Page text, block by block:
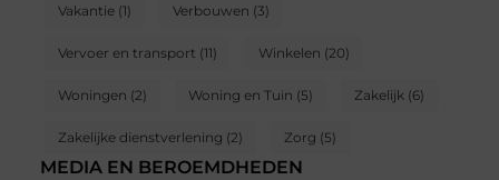
Vakantie(1) Verbouwen (3)
Vervoer en transport (11) Winkelen (20)
Woningen (2) Woning en Tuin (5) Zakelijk(6)
Zakelijke dienstverlening (2) Zorg (5)
MEDIA EN BEROEMDHEDEN